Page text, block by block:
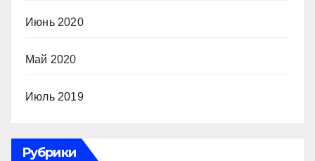
Июнь 2020
Май 2020
Июль 2019
Рубрики